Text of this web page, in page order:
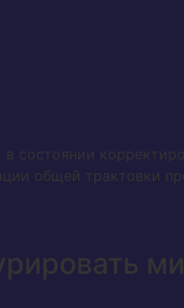
состоянии
общей трактовки